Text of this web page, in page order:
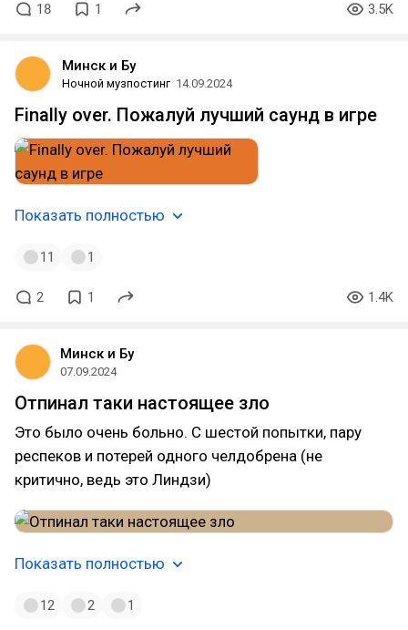
18 1 3.5K
Минск и Бу
Ночной музпостинг 14.09.2024
Finally over. Пожалуй лучший саунд в игре
Показать полностью
11 1
2 1 1.4K
Минск и Бу
07.09.2024
Отпинал таки настоящее зло
Это было очень больно. С шестой попытки, пару
респеков и потерей одного челдобрена (не
критично, ведь это Линдзи)
Показать полностью
12 2 1